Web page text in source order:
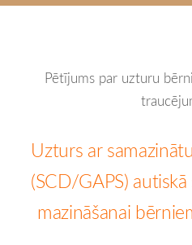
Pētījums par uzturu
Uzturs ar
(SCD/GAPS)
mazināšanai